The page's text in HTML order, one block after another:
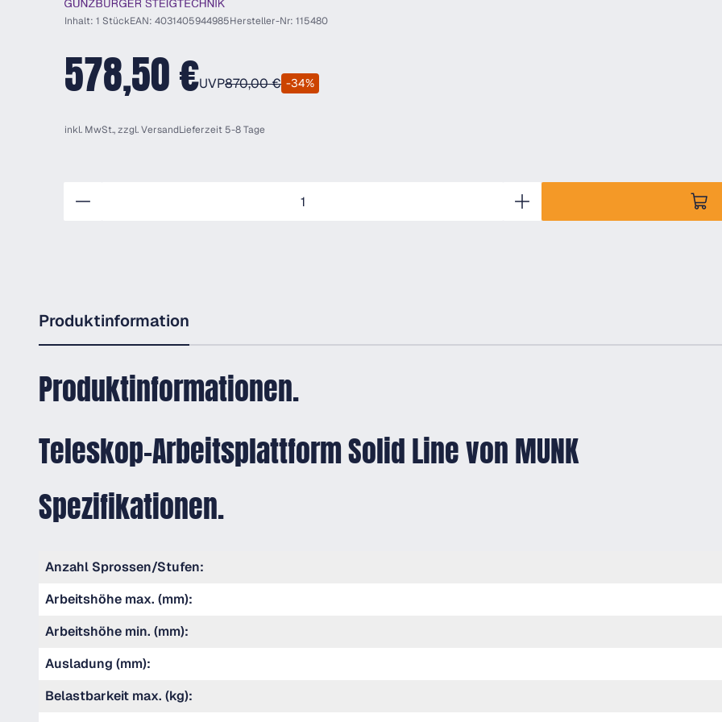
Inhalt: 1 StückEAN: 4031405944985Hersteller-Nr: 115480
578,50 €UVP870,00 € -34%
inkl. MwSt., zzgl.VersandLieferzeit 5-8 Tage
Produktinformation
Produktinformationen.
Teleskop-Arbeitsplattform Solid Line von MUNK
Spezifikationen.
Anzahl Sprossen/Stufen:
Arbeitshöhe max. (mm):
Arbeitshöhe min. (mm):
Ausladung (mm):
Belastbarkeit max. (kg):